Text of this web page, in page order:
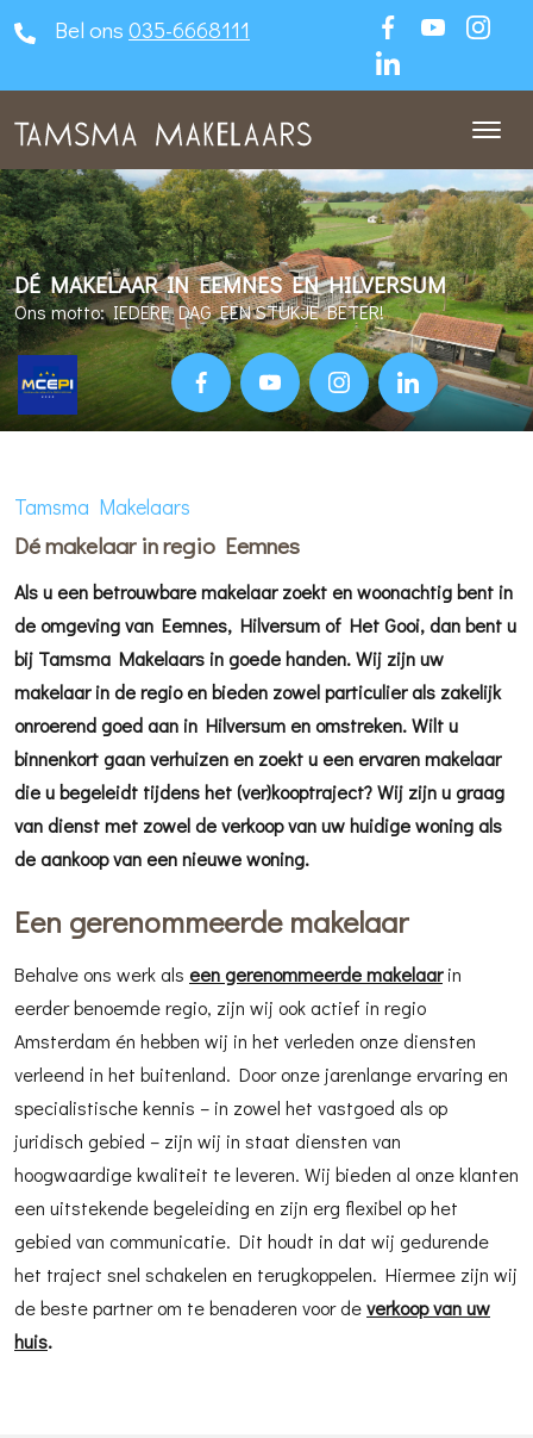
Bel ons 035-6668111
DÉ MAKELAAR IN EEMNES EN HILVERSUM
Ons motto: IEDERE DAG EEN STUKJE BETER!
Tamsma Makelaars
Dé makelaar in regio Eemnes
Als u een betrouwbare makelaar zoekt en woonachtig bent in
de omgeving van Eemnes, Hilversum of Het Gooi, dan bent u
bij Tamsma Makelaars in goede handen. Wij zijn uw
makelaar in de regio en bieden zowel particulier als zakelijk
onroerend goed aan in Hilversum en omstreken. Wilt u
binnenkort gaan verhuizen en zoekt u een ervaren makelaar
die u begeleidt tijdens het (ver)kooptraject? Wij zijn u graag
van dienst met zowel de verkoop van uw huidige woning als
de aankoop van een nieuwe woning.
Een gerenommeerde makelaar
Behalve ons werk als een gerenommeerde makelaarin
eerder benoemde regio, zijn wij ook actief in regio
Amsterdam én hebben wij in het verleden onze diensten
verleend in het buitenland. Door onze jarenlange ervaring en
specialistische kennis – in zowel het vastgoed als op
juridisch gebied – zijn wij in staat diensten van
hoogwaardige kwaliteit te leveren. Wij bieden al onze klanten
een uitstekende begeleiding en zijn erg flexibel op het
gebied van communicatie. Dit houdt in dat wij gedurende
het traject snel schakelen en terugkoppelen. Hiermee zijn wij
de beste partner om te benaderen voor deverkoop van uw
huis.